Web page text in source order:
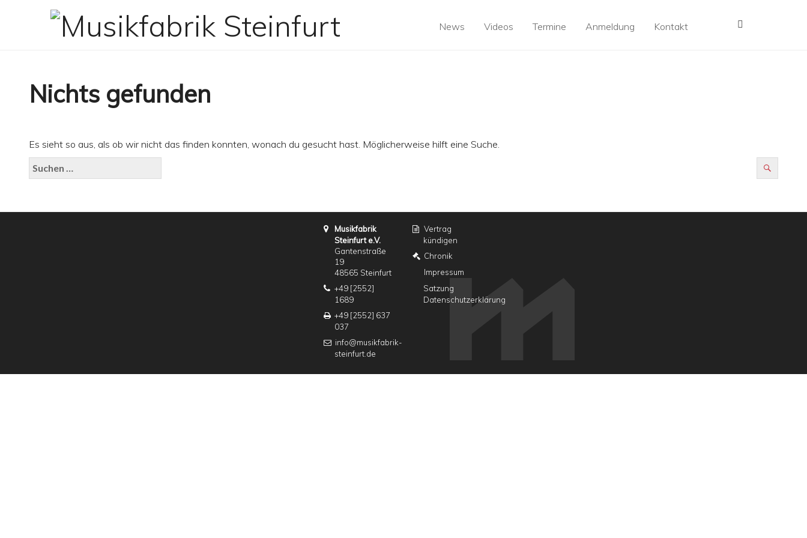
News Videos Termine Anmeldung Kontakt
Nichts gefunden
Es sieht so aus, als ob wir nicht das finden konnten, wonach du gesucht hast. Möglicherweise hilft eine Suche.
Suchen
nach:
Musikfabrik
Steinfurt e.V.
Gantenstraße
19
48565 Steinfurt
+49 [2552]
1689
+49 [2552] 637
037
info@musikfabrik-
steinfurt.de
Vertrag
kündigen
Chronik
Impressum
Satzung
Datenschutzerklärung